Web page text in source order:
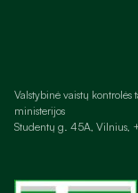
Valstybinė vaistų kontrolės
ministerijos
Studentų g. 45A, Vilnius,